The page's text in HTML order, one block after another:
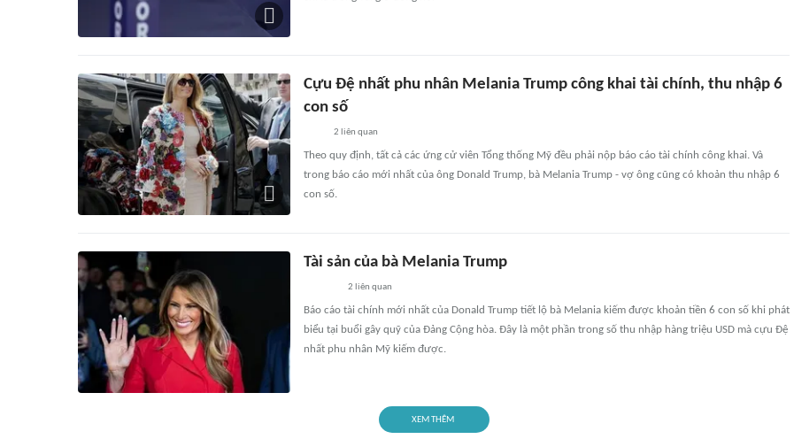
Cựu Đệ nhất phu nhân Melania Trump công khai tài chính, thu nhập 6
con số
2 liên quan
Theo quy định, tất cả các ứng cử viên Tổng thống Mỹ đều phải nộp báo cáo tài chính công khai. Và
trong báo cáo mới nhất của ông Donald Trump, bà Melania Trump - vợ ông cũng có khoản thu nhập 6
con số.
Tài sản của bà Melania Trump
2 liên quan
Báo cáo tài chính mới nhất của Donald Trump tiết lộ bà Melania kiếm được khoản tiền 6 con số khi phát
biểu tại buổi gây quỹ của Đảng Cộng hòa. Đây là một phần trong số thu nhập hàng triệu USD mà cựu Đệ
nhất phu nhân Mỹ kiếm được.
XEM THÊM